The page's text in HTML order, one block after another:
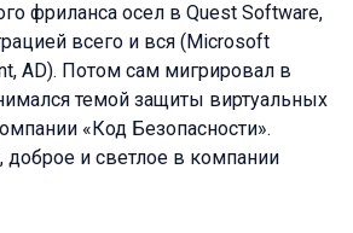
фриланса осел в Quest Software,
всего и вся (Microsoft
AD). Потом сам мигрировал в
темой защиты виртуальных
«Код Безопасности».
доброе и светлое в компании